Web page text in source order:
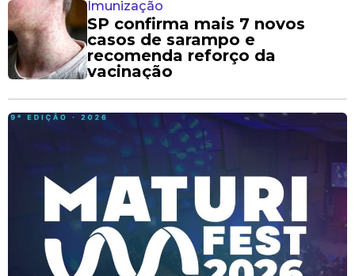
Imunização
SP confirma mais 7 novos
casos de sarampo e
recomenda reforço da
vacinação